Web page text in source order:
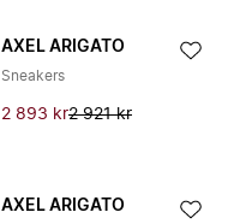
AXEL ARIGATO
Sneakers
2 893 kr2 921 kr
AXEL ARIGATO